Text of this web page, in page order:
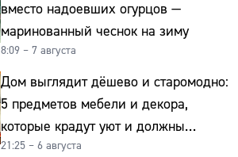
вместо надоевших огурцов —
маринованный чеснок на зиму
8:09 – 7 августа
Дом выглядит дёшево и старомодно:
5 предметов мебели и декора,
которые крадут уют и должны
отправиться на свалку прямо сейчас
21:25 – 6 августа